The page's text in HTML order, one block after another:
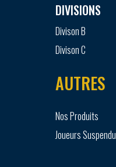
DIVISIONS
Divison B
Divison C
AUTRES
Nos Produits
Joueurs Suspendu